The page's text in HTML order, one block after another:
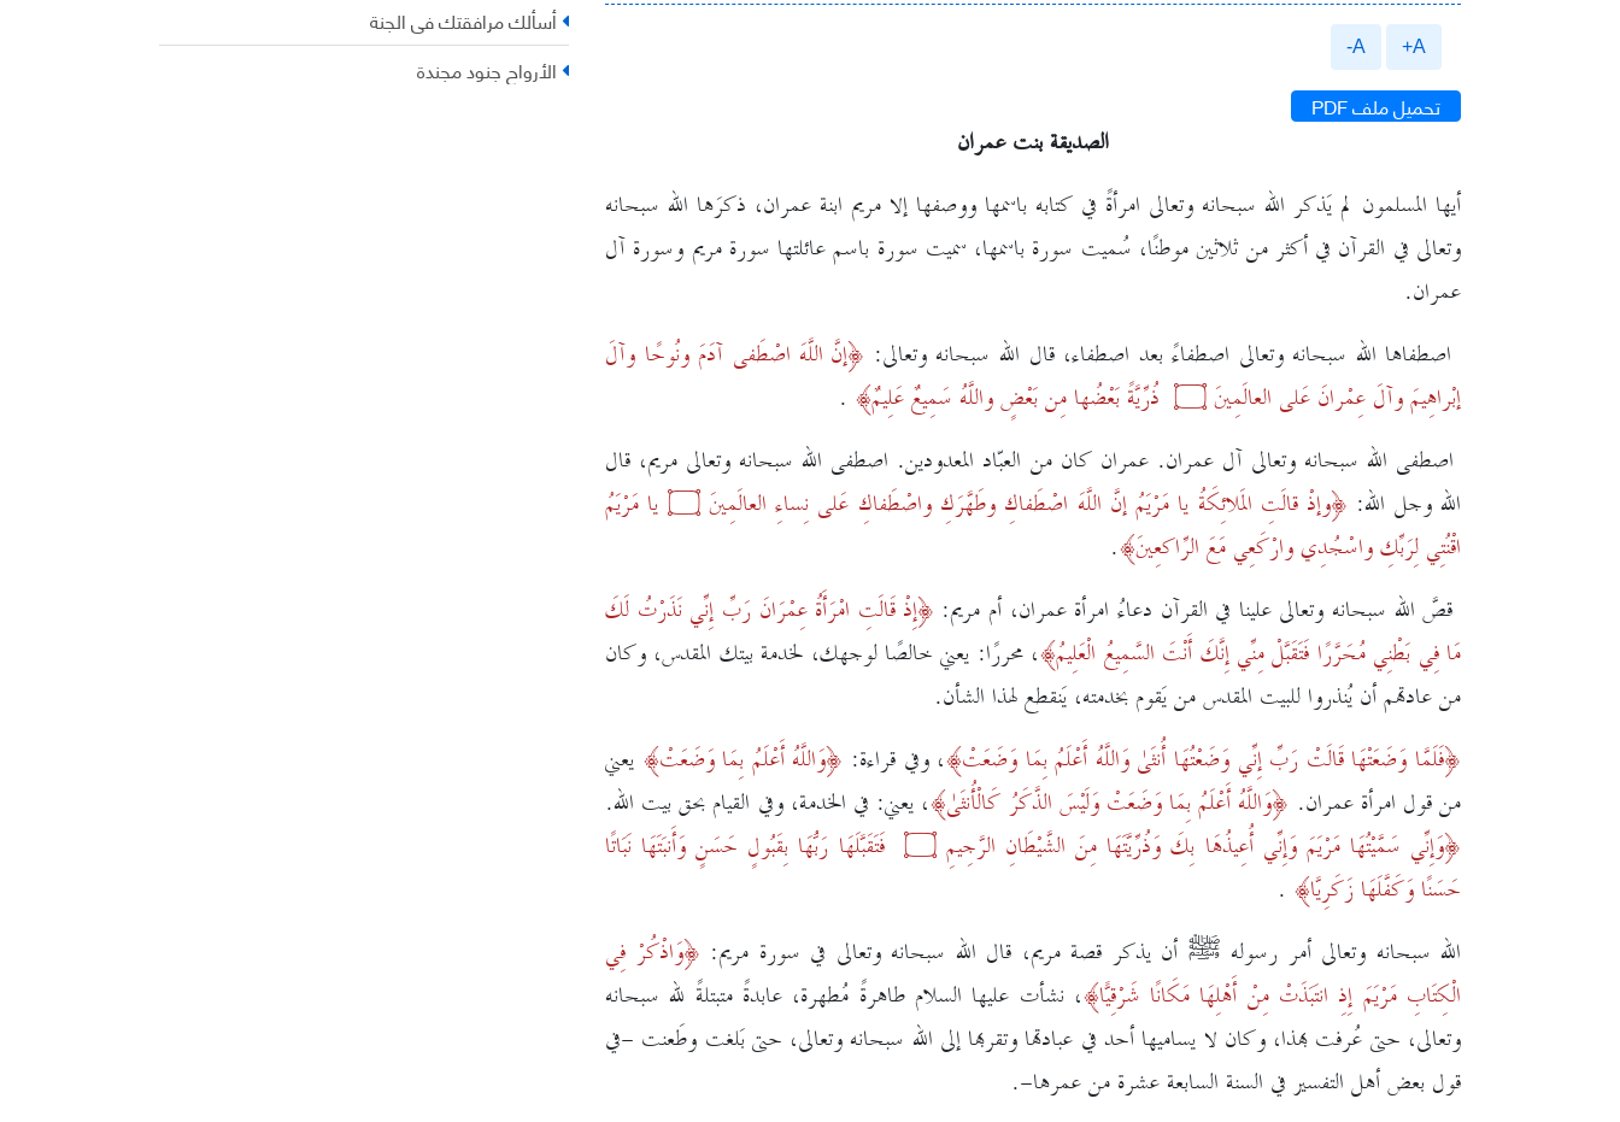
A+
A-
تحميل ملف PDF
الصديقة بنت عمران
أيها المسلمون لم يَذكر الله سبحانه وتعالى امرأةً في كتابه باسمها ووصفها إلا مريم ابنة عمران، ذكرَها الله سبحانه
وتعالى في القرآن في أكثر من ثلاثين موطنًا، سُميت سورة باسمها، سميت سورة باسم عائلتها سورة مريم وسورة آل
عمران.
اصطفاها الله سبحانه وتعالى اصطفاءً بعد اصطفاء، قال الله سبحانه وتعالى:
إنَّ اللَّهَ اصْطَفى آدَمَ ونُوحًا وآلَ
إبْراهِيمَ وآلَ عِمْرانَ عَلى العالَمِينَ۝ ذُرِّيَّةً بَعْضُها مِن بَعْضٍ واللَّهُ سَمِيعٌ عَلِيمٌ
.
اصطفى الله سبحانه وتعالى آل عمران. عمران كان من العبّاد المعدودين. اصطفى الله سبحانه وتعالى مريم، قال
الله وجل الله:
وإذْ قالَتِ المَلائِكَةُ يا مَرْيَمُ إنَّ اللَّهَ اصْطَفاكِ وطَهَّرَكِ واصْطَفاكِ عَلى نِساءِ العالَمِينَ۝ يا مَرْيَمُ
اقْنُتِي لِرَبِّكِ واسْجُدِي وارْكَعِي مَعَ الرّاكِعِينَ .
قصَّ الله سبحانه وتعالى علينا في القرآن دعاءُ امرأة عمران، أم مريم:
إِذْ قَالَتِ امْرَأَةُ عِمْرَانَ رَبِّ إِنِّي نَذَرْتُ لَكَ
مَا فِي بَطْنِي مُحَرَّرًا فَتَقَبَّلْ مِنِّي إِنَّكَ أَنْتَ السَّمِيعُ الْعَلِيمُ ، محررًا: يعني خالصًا لوجهك، لخدمة بيتك المقدس، وكان
من عادتهم أن يُنذروا للبيت المقدس من يَقوم بخدمته، يَنقطع لهذا الشأن.
فَلَمَّا وَضَعَتْهَا قَالَتْ رَبِّ إِنِّي وَضَعْتُهَا أُنثَىٰ وَاللَّهُ أَعْلَمُ بِمَا وَضَعَتْ ،وفي قراءة: وَاللَّهُ أَعْلَمُ بِمَا وَضَعَتْ
يعني
من قول امرأة عمران.
وَاللَّهُ أَعْلَمُ بِمَا وَضَعَتْ وَلَيْسَ الذَّكَرُ كَالْأُنثَىٰ ، يعني: في الخدمة، وفي القيام بحق بيت الله.
وَإِنِّي سَمَّيْتُهَا مَرْيَمَ وَإِنِّي أُعِيذُهَا بِكَ وَذُرِّيَّتَهَا مِنَ الشَّيْطَانِ الرَّجِيمِ۝ فَتَقَبَّلَهَا رَبُّهَا بِقَبُولٍ حَسَنٍ وَأَنبَتَهَا نَبَاتًا
حَسَنًا وَكَفَّلَهَا زَكَرِيَّا
.
الله سبحانه وتعالى أمر رسوله ﷺ أن يذكر قصة مريم، قال الله سبحانه وتعالى في سورة مريم:
وَاذْكُرْ فِي
الْكِتَابِ مَرْيَمَ إِذِ انتَبَذَتْ مِنْ أَهْلِهَا مَكَانًا شَرْقِيًّا ، نشأت عليها السلام طاهرةً مُطهرة، عابدةً متبتلةً لله سبحانه
وتعالى، حتى عُرفت بهذا، وكان لا يساميها أحد في عبادتها وتقربها إلى الله سبحانه وتعالى، حتى بَلغت وطَعنت -في
قول بعض أهل التفسير في السنة السابعة عشرة من عمرها-.
أسألك مرافقتك في الجنة
الأرواح جنود مجندة